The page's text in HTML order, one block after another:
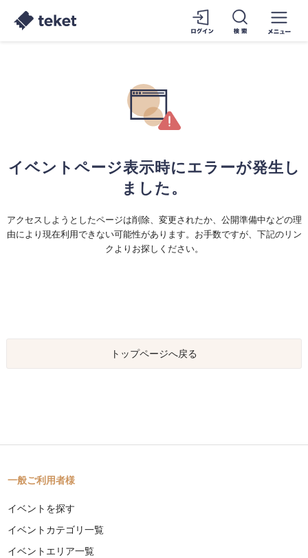
イベントページ表示時にエラーが発生し
ました。
アクセスしようとしたページは削除、変更されたか、公開準備中などの理
由により現在利用できない可能性があります。お手数ですが、下記のリン
クよりお探しください。
トップページへ戻る
一般ご利用者様
イベントを探す
イベントカテゴリ一覧
イベントエリア一覧